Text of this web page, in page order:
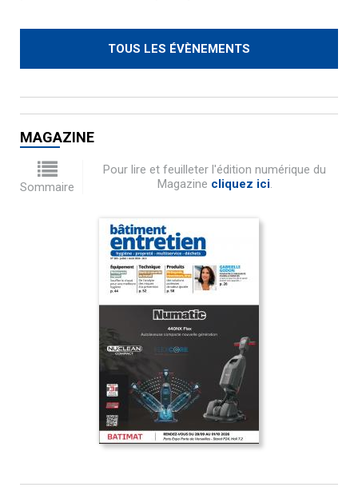
TOUS LES ÉVÈNEMENTS
MAGAZINE
Sommaire
Pour lire et feuilleter l'édition numérique du
Magazine cliquez ici.